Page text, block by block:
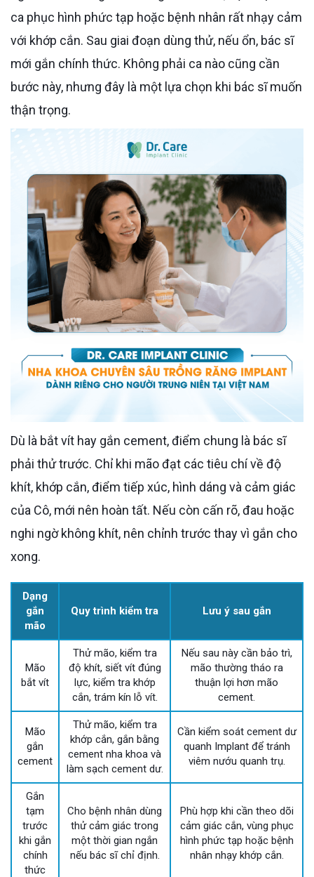
ca phục hình phức tạp hoặc bệnh nhân rất nhạy cảm
với khớp cắn. Sau giai đoạn dùng thử, nếu ổn, bác sĩ
mới gắn chính thức. Không phải ca nào cũng cần
bước này, nhưng đây là một lựa chọn khi bác sĩ muốn
thận trọng.
Dù là bắt vít hay gắn cement, điểm chung là bác sĩ
phải thử trước. Chỉ khi mão đạt các tiêu chí về độ
khít, khớp cắn, điểm tiếp xúc, hình dáng và cảm giác
của Cô, mới nên hoàn tất. Nếu còn cấn rõ, đau hoặc
nghi ngờ không khít, nên chỉnh trước thay vì gắn cho
xong.
Dạng
gắn
mão
Quy trình kiểm tra Lưu ý sau gắn
Mão
bắt vít
Thử mão, kiểm tra
độ khít, siết vít đúng
lực, kiểm tra khớp
cắn, trám kín lỗ vít.
Nếu sau này cần bảo trì,
mão thường tháo ra
thuận lợi hơn mão
cement.
Mão
gắn
cement
Thử mão, kiểm tra
khớp cắn, gắn bằng
cement nha khoa và
làm sạch cement dư.
Cần kiểm soát cement dư
quanh Implant để tránh
viêm nướu quanh trụ.
Gắn
tạm
trước
khi gắn
chính
thức
Cho bệnh nhân dùng
thử cảm giác trong
một thời gian ngắn
nếu bác sĩ chỉ định.
Phù hợp khi cần theo dõi
cảm giác cắn, vùng phục
hình phức tạp hoặc bệnh
nhân nhạy khớp cắn.